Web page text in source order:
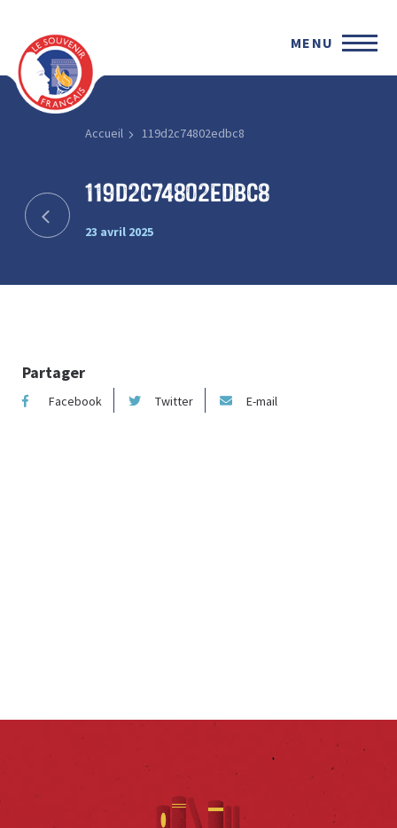
MENU
Accueil 119d2c74802edbc8
119d2c74802edbc8
23 avril 2025
Partager
Facebook Twitter E-mail